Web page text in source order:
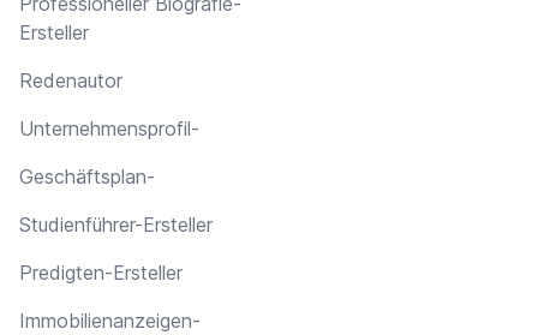
Ersteller
Redenautor
Unternehmensprofil-
Geschäftsplan-
Studienführer-Ersteller
Predigten-Ersteller
Immobilienanzeigen-